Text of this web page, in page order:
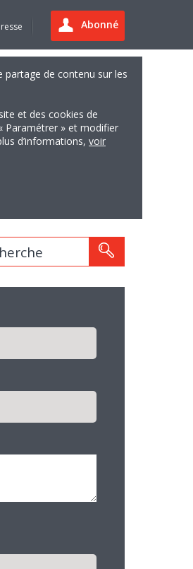
Abonné
partage de contenu sur les
et des cookies de
Paramétrer » et modifier
d’informations, voir